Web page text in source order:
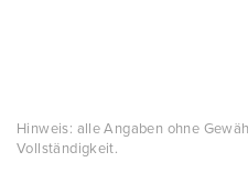
Hinweis: alle Angaben ohne
Vollständigkeit.